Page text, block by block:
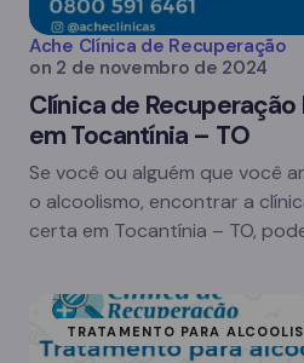
Ache Clínica de Recuperação
on 2 de novembro de 2024
Clínica de
em Tocantínia – TO
Se você ou alguém que você
o alcoolismo, encontrar a
certa em Tocantínia – TO,
TRATAMENTO PARA